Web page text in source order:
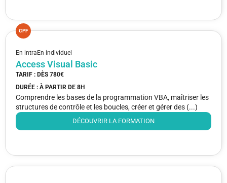
CPF
En intraEn individuel
Access Visual Basic
TARIF : DÈS 780€
DURÉE : À PARTIR DE 8H
Comprendre les bases de la programmation VBA, maîtriser les
structures de contrôle et les boucles, créer et gérer des (...)
DÉCOUVRIR LA FORMATION